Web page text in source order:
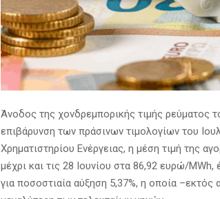
Άνοδος της χονδρεμπορικής τιμής ρεύματος
επιβάρυνση των πράσινων τιμολογίων του
Χρηματιστηρίου Ενέργειας, η μέση τιμή της
μέχρι και τις 28 Ιουνίου στα 86,92 ευρώ/
για ποσοστιαία αύξηση 5,37%, η οποία